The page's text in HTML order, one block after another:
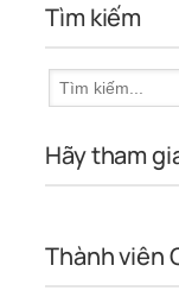
Tìm kiếm
Hãy tham
Thành viên